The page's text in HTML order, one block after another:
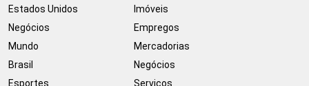
Estados Unidos
Negócios
Mundo
Brasil
Esportes
Imóveis
Empregos
Mercadorias
Negócios
Serviços